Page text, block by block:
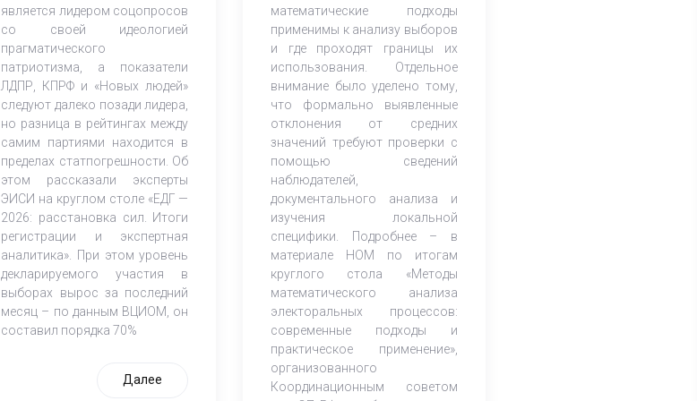
является лидером соцопросов
со своей идеологией
прагматического
патриотизма, а показатели
ЛДПР, КПРФ и «Новых людей»
следуют далеко позади лидера,
но разница в рейтингах между
самим партиями находится в
пределах статпогрешности. Об
этом рассказали эксперты
ЭИСИ на круглом столе «ЕДГ —
2026: расстановка сил. Итоги
регистрации и экспертная
аналитика». При этом уровень
декларируемого участия в
выборах вырос за последний
месяц – по данным ВЦИОМ, он
составил порядка 70%
Далее
математические подходы
применимы к анализу выборов
и где проходят границы их
использования. Отдельное
внимание было уделено тому,
что формально выявленные
отклонения от средних
значений требуют проверки с
помощью сведений
наблюдателей,
документального анализа и
изучения локальной
специфики. Подробнее – в
материале НОМ по итогам
круглого стола «Методы
математического анализа
электоральных процессов:
современные подходы и
практическое применение»,
организованного
Координационным советом